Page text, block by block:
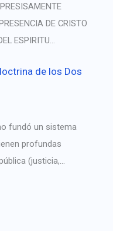
DE CRISTO
ESPIRITU…
de los Dos
fundó un sistema
profundas
(justicia,…